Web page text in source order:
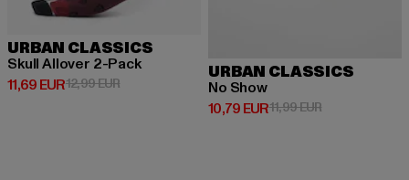
URBAN CLASSICS
Skull Allover 2-Pack
11,69 EUR
Derzeitiger Preis: 11,69 EUR
12,99 EURAktionspreis: 12,99 EUR
URBAN CLASSICS
No Show
10,79 EUR
Derzeitiger Preis: 10,79 EUR
11,99 EURAktionspreis: